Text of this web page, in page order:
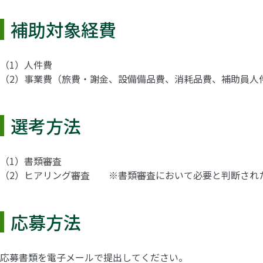
補助対象経費
（1）人件費
（2）事業費（旅費・謝金、設備備品費、消耗品費、補助員人
選考方法
（1）書類審査
（2）ヒアリング審査 ※書類審査において必要と判断され
応募方法
応募書類を電子メールで提出してください。